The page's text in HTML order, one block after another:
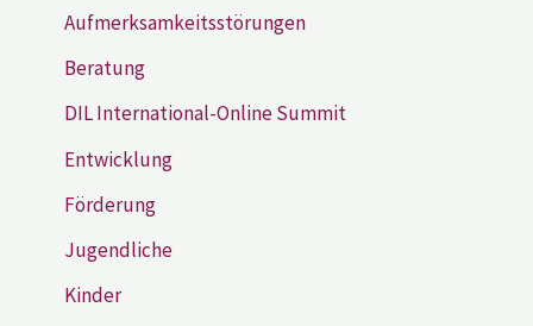
Aufmerksamkeitsstörungen
Beratung
DIL International-Online Summit
Entwicklung
Förderung
Jugendliche
Kinder